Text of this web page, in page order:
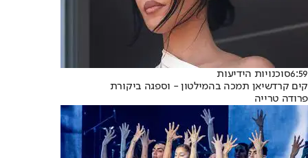
6:59סוכנויות הידיעות
קים קרדשיאן תמכה בהמילטון - וספגה ביקורת
פרודה טרייה